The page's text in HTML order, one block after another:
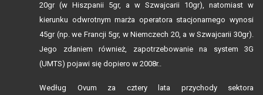
20gr (w Hiszpanii 5gr, a w Szwajcarii 10gr), natomiast w
kierunku odwrotnym marża operatora stacjonarnego wynosi
45gr (np. we Francji 5gr, w Niemczech 20, a w Szwajcarii 30gr).
Jego zdaniem również, zapotrzebowanie na system 3G
(UMTS) pojawi się dopiero w 2008r..
Według Ovum za cztery lata przychody sektora